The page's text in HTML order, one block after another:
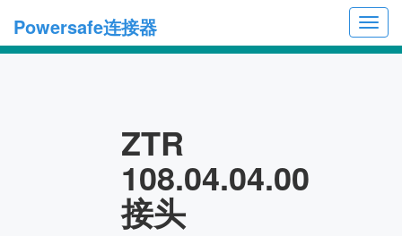
Powersafe连接器
ZTR
108.04.04.00
接头